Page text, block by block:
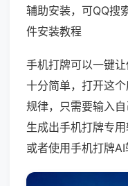
辅助安装，可QQ搜
件安装教程
手机打牌可以一键
十分简单，打开这
规律，只需要输入
生成出手机打牌专
或者使用手机打牌AI